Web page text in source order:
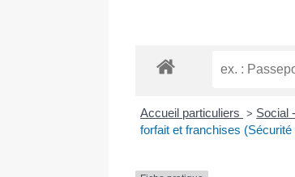
Accueil particuliers > Social
forfait et franchises (Sécurité